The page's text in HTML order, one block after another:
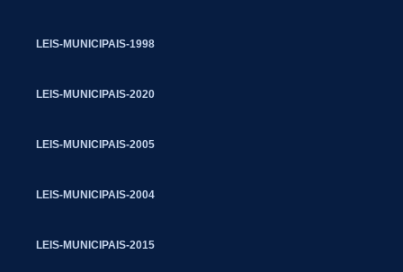
LEIS-MUNICIPAIS-1998
LEIS-MUNICIPAIS-2020
LEIS-MUNICIPAIS-2005
LEIS-MUNICIPAIS-2004
LEIS-MUNICIPAIS-2015